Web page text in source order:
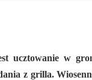
ucztowanie w
z grilla.